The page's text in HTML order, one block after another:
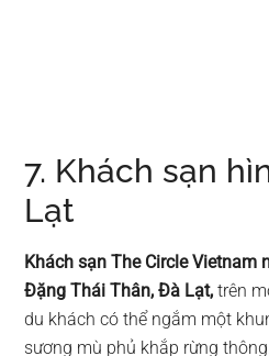
7. Khách sạn
Lạt
Khách sạn The Circle Vietnam
Đặng Thái Thân, Đà Lạt, trên
du khách có thể ngắm một
sương mù phủ khắp rừng